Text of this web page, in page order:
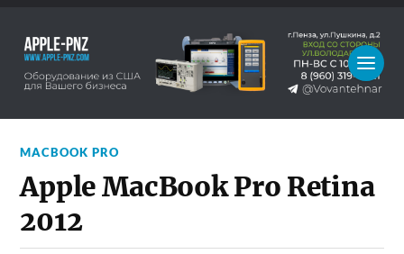
MACBOOK PRO
Apple MacBook Pro Retina
2012